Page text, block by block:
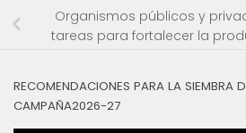
Organismos públicos y
tareas para fortalecer la
RECOMENDACIONES PARA LA SIEMBRA
CAMPAÑA2026-27